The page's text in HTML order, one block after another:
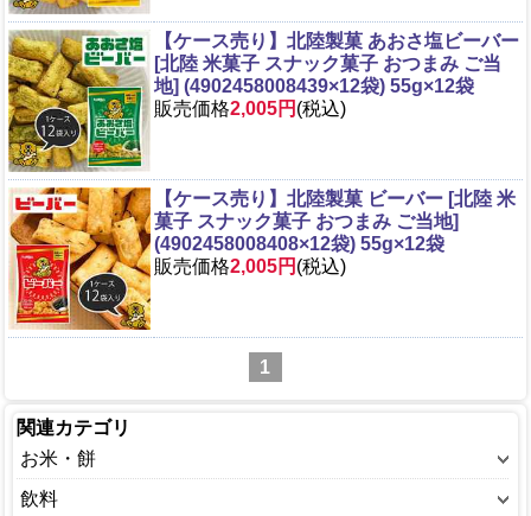
【ケース売り】北陸製菓 あおさ塩ビーバー
[北陸 米菓子 スナック菓子 おつまみ ご当
地] (4902458008439×12袋) 55g×12袋
販売価格2,005円 (税込)
【ケース売り】北陸製菓 ビーバー [北陸 米
菓子 スナック菓子 おつまみ ご当地]
(4902458008408×12袋) 55g×12袋
販売価格2,005円 (税込)
1
関連カテゴリ
お米・餅
白米
飲料